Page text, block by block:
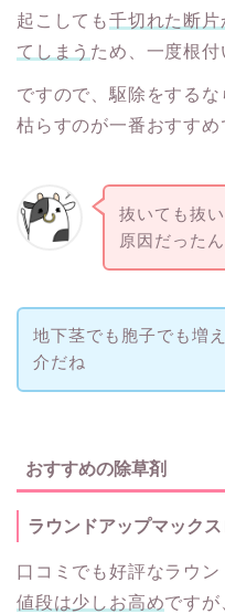
起こしても千切れた断片
てしまう ため、一度根
ですので、駆除をするな
枯らすのが一番おすすめ
抜いても抜
原因だった
地下茎でも胞子でも増
介だね
おすすめの除草剤
ラウンドアップマック
口コミでも好評なラウン
値段は少しお高めですが